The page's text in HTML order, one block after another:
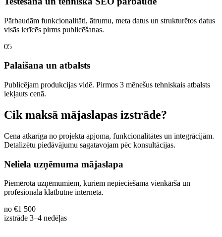
Pārbaudām funkcionalitāti, ātrumu, meta datus un strukturētos datus
visās ierīcēs pirms publicēšanas.
05
Palaišana un atbalsts
Publicējam produkcijas vidē. Pirmos 3 mēnešus tehniskais atbalsts
iekļauts cenā.
Cik maksā mājaslapas izstrāde?
Cena atkarīga no projekta apjoma, funkcionalitātes un integrācijām.
Detalizētu piedāvājumu sagatavojam pēc konsultācijas.
Neliela uzņēmuma mājaslapa
Piemērota uzņēmumiem, kuriem nepieciešama vienkārša un
profesionāla klātbūtne internetā.
no €1 500
izstrāde 3–4 nedēļas